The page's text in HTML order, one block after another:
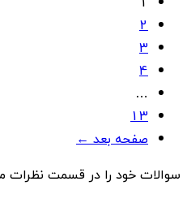
Posts
navigation
2
3
4
…
13
صفحه بعد ←
سوالات خود را در قسمت نظرات